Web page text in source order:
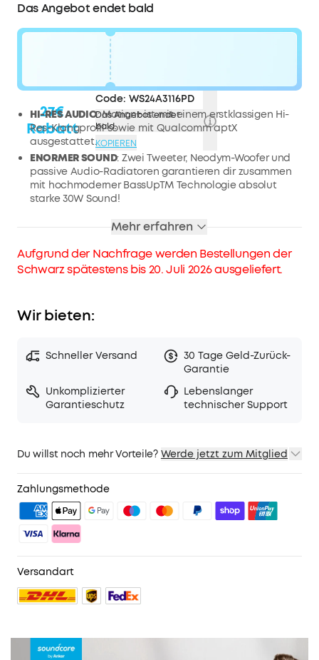
Das Angebot endet bald
27€
Rabatt
Code: WS24A3116PD
Das Angebot endet
bald.
KOPIEREN
HI-RES AUDIO: Motion+ ist mit einem erstklassigen Hi-
Res-Klangprofil sowie mit Qualcomm aptX
ausgestattet.
ENORMER SOUND: Zwei Tweeter, Neodym-Woofer und
passive Audio-Radiatoren garantieren dir zusammen
mit hochmoderner BassUpTM Technologie absolut
starke 30W Sound!
einem Frequenzbereich von 50 Hz bis 40 kHz und stellt
auch klingen sollen!
IPX7 WASSERSCHUTZ: Dank der zuverlässigen
deine nächste Poolparty!
mindestens 12 Stunden Non-Stop Musik verlassen.
Motion Plus Lautsprecher, die nach November 2022
gekauft wurden, sind nicht mit TWS-Pairing mit älteren
Motion Plus Modellen, die vor diesem Datum erworben
Mehr erfahren
Aufgrund der Nachfrage werden Bestellungen der
Schwarz spätestens bis 20. Juli 2026 ausgeliefert.
Wir bieten:
Schneller Versand
30 Tage Geld-Zurück-
Garantie
Unkomplizierter
Garantieschutz
Lebenslanger
technischer Support
Du willst noch mehr Vorteile? Werde jetzt zum Mitglied
2. Mitglieder-Preise für ausgewähte Produkte
3. Geburtstagsgeschenk
4. Weitere Vorteile mit soundcoreCredits
Mehr erfahren
Zahlungsmethode
Versandart